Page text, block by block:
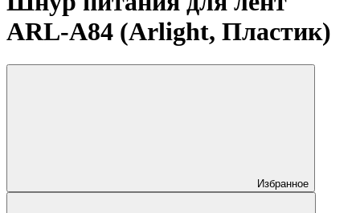
ARL-A84 (Arlight, Пластик)
Избранное